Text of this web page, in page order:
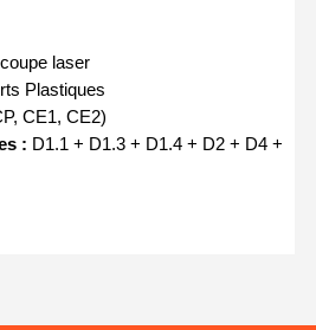
laser
Plastiques
CE1, CE2)
: D1.1 + D1.3 + D1.4 + D2 + D4 +